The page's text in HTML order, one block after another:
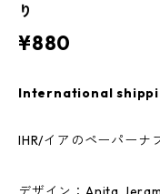
り
¥880
International
IHR/イアのペーパーナ